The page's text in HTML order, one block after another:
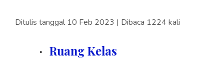
Ditulis tanggal 10 Feb 2023 | Dibaca 1224 kali
· Ruang Kelas